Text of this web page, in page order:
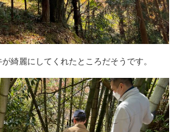
綺麗にしてくれたところだそうです。